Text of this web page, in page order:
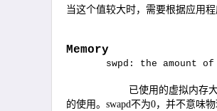
当这个值较大时，需要根据应用
Memory
swpd: the amount
已使用的虚拟内存
的使用。 swapd不为0，并不意味